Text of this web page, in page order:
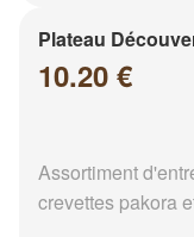
Plateau
10.20 €
Assortiment
crevettes pakora